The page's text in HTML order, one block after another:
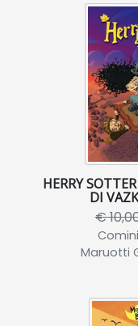
HERRY
DI
€
Maruotti